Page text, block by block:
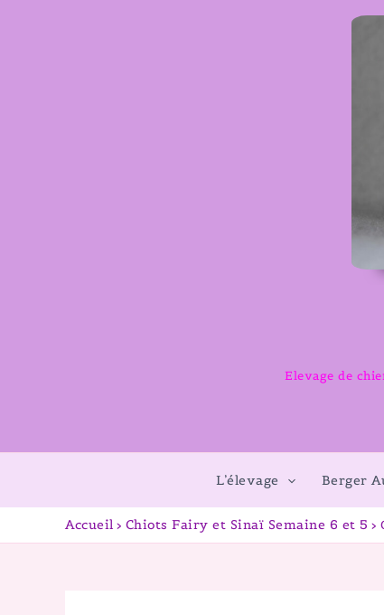
Elevage de
L’élevage Berger
Accueil Chiots Fairy et Sinaï Semaine 6 et 5